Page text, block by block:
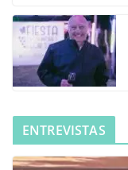
ENTREVISTAS